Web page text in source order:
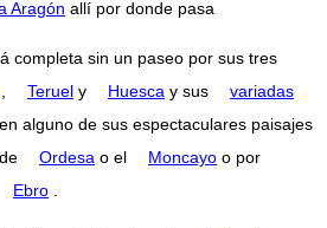
Aragón allí por donde pasa
completa sin un paseo por sus tres
Teruel y Huesca y sus
variadas
en alguno de sus espectaculares paisajes
Ordesa o el Moncayo o por
Ebro